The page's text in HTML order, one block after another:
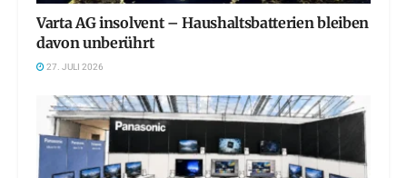
Varta AG insolvent – Haushaltsbatterien bleiben
davon unberührt
27. JULI 2026